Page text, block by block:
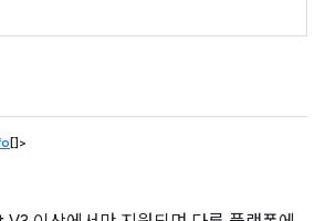
[]>